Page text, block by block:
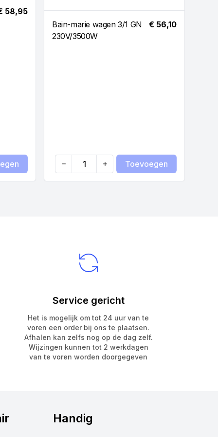
58,95
Bain-marie wagen 3/1 GN
230V/3500W
€ 56,10
Quantity
Toevoegen
Service gericht
Het is mogelijk om tot 24 uur van te
voren een order bij ons te plaatsen.
Afhalen kan zelfs nog op de dag zelf.
Wijzingen kunnen tot 2 werkdagen
van te voren worden doorgegeven
Handig